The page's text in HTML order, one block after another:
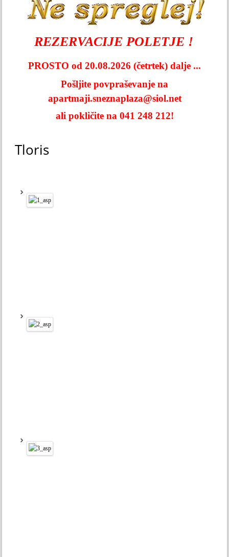
REZERVACIJE POLETJE !
PROSTO od 20.08.2026 (četrtek) dalje ...
Pošljite povpraševanje na
apartmaji.sneznaplaza@siol.net
ali pokličite na 041 248 212!
Tloris